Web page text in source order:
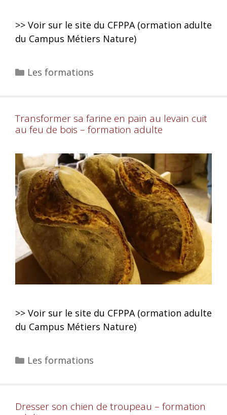
>> Voir sur le site du CFPPA (ormation adulte
du Campus Métiers Nature)
Les formations
Transformer sa farine en pain au levain cuit
au feu de bois – formation adulte
>> Voir sur le site du CFPPA (ormation adulte
du Campus Métiers Nature)
Les formations
Dresser son chien de troupeau – formation